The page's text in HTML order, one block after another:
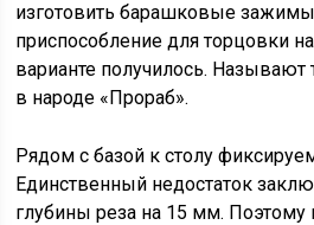
изготовить барашковые
приспособление для торцовки
варианте получилось. Называют
в народе «Прораб».
Рядом с базой к столу
Единственный недостаток
глубины реза на 15 мм. Поэтому